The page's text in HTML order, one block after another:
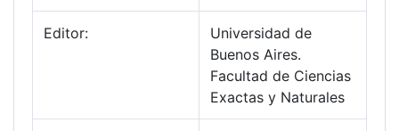
Editor:
Universidad de
Buenos Aires.
Facultad de Ciencias
Exactas y Naturales